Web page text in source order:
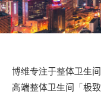
博维专注于整体卫生
高端整体卫生间「极